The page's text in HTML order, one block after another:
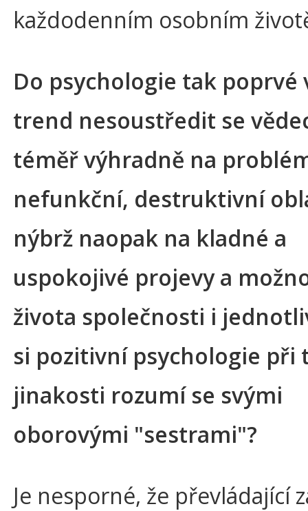
každodenním osobním
Do psychologie tak poprvé
trend nesoustředit se
téměř výhradně na
nefunkční, destruktivní
nýbrž naopak na kladné a
uspokojivé projevy a
života společnosti i
si pozitivní psychologie při
jinakosti rozumí se svými
oborovými "sestrami"?
Je nesporné, že převládající